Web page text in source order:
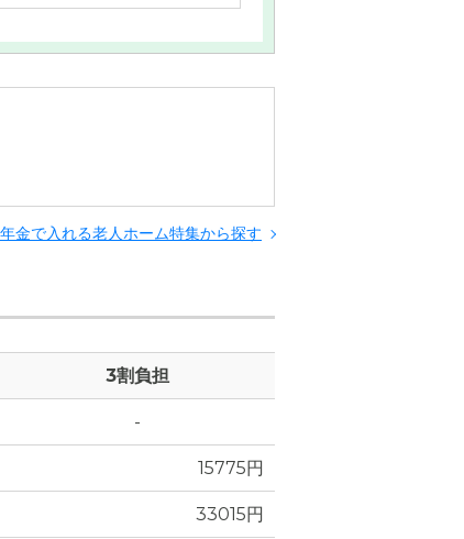
金で入れる老人ホーム特集から探す
3割負担
-
15775円
33015円